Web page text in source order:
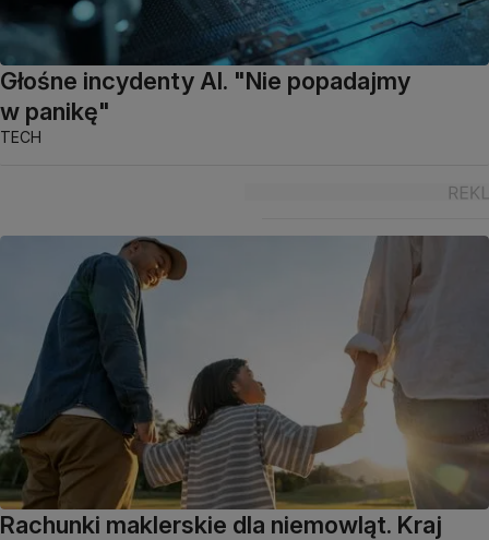
Głośne incydenty AI. "Nie popadajmy
w panikę"
TECH
Rachunki maklerskie dla niemowląt. Kraj